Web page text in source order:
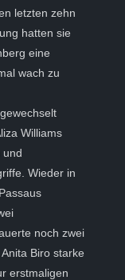
letzten zehn
hatten sie
eine
wach zu
Williams
und
Wieder in
noch zwei
Biro starke
erstmaligen